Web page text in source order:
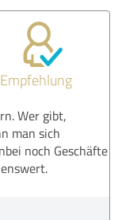
Empfehlung
Wer gibt,
man sich
noch Geschäfte